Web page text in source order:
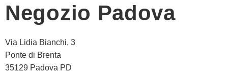
Negozio Padova
Via Lidia Bianchi, 3
Ponte di Brenta
35129 Padova PD